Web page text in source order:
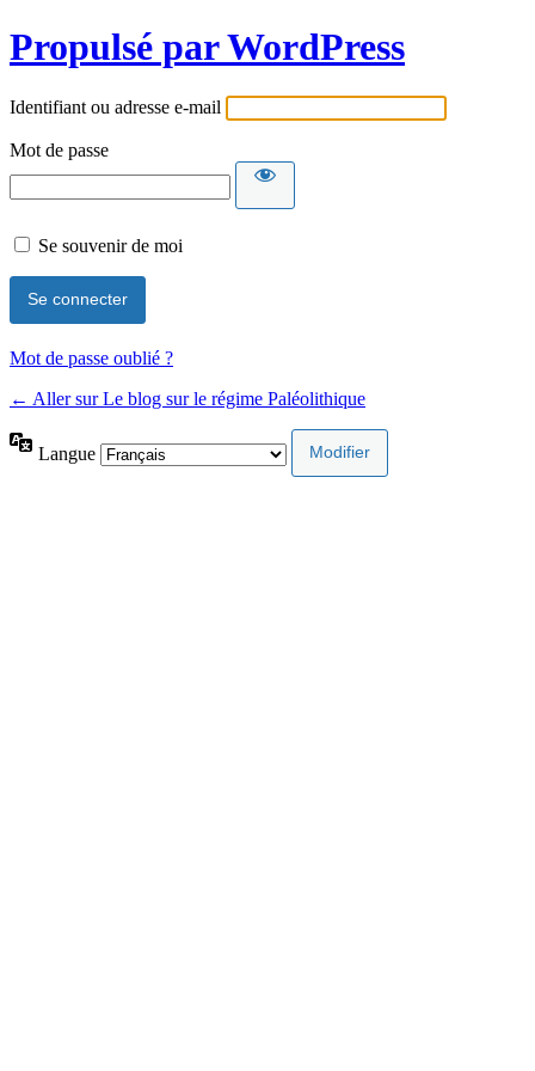
Propulsé par WordPress
Identifiant ou adresse e-mail
Mot de passe
Se souvenir de moi
Mot de passe oublié ?
← Aller sur Le blog sur le régime Paléolithique
Langue